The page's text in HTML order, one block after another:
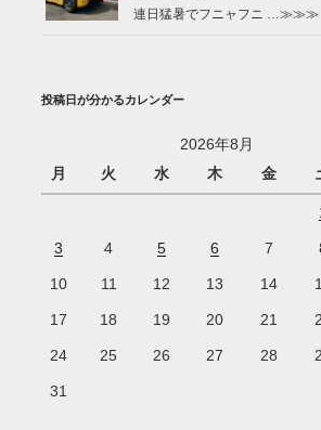
連日猛暑でフニャフニ …≫≫≫
投稿日が分かるカレンダー
2026年8月
月
火 水 木 金
3 4 5 6 7
10 11 12 13 14
17 18 19 20 21
24 25 26 27 28
31